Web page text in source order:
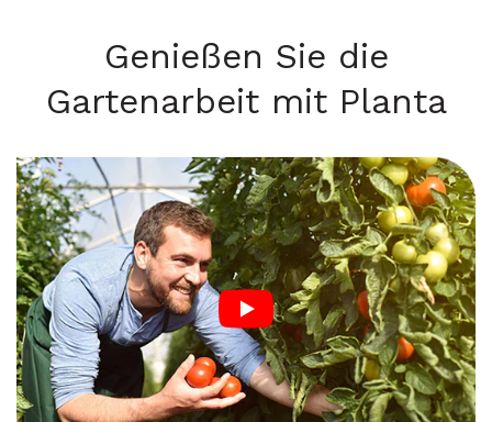
Genießen Sie die
Gartenarbeit mit Planta